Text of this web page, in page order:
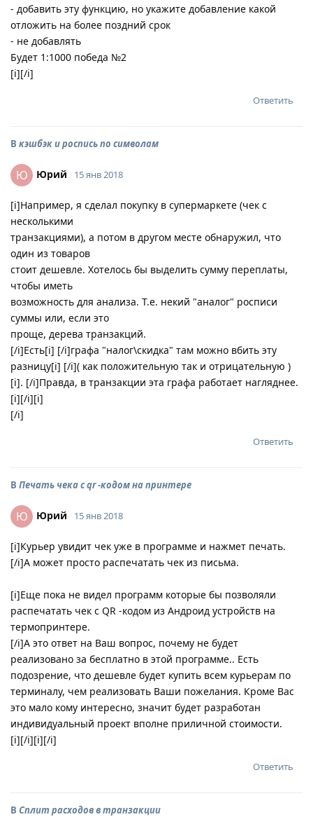
- добавить эту функцию, но укажите добавление какой
отложить на более поздний срок
- не добавлять
Будет 1:1000 победа №2
[i][/i]
Ответить
В кэшбэк и роспись по символам
Ю Юрий 15 янв 2018
[i]Например, я сделал покупку в супермаркете (чек с
несколькими
транзакциями), а потом в другом месте обнаружил, что
один из товаров
стоит дешевле. Хотелось бы выделить сумму переплаты,
чтобы иметь
возможность для анализа. Т.е. некий "аналог" росписи
суммы или, если это
проще, дерева транзакций.
[/i]Есть[i] [/i]графа "налог\скидка" там можно вбить эту
разницу[i] [/i]( как положительную так и отрицательную )
[i]. [/i]Правда, в транзакции эта графа работает нагляднее.
[i][/i][i]
[/i]
Ответить
В Печать чека с qr -кодом на принтере
Ю Юрий 15 янв 2018
[i]Курьер увидит чек уже в программе и нажмет печать.
[/i]А может просто распечатать чек из письма.
[i]Еще пока не видел программ которые бы позволяли
распечатать чек с QR -кодом из Андроид устройств на
термопринтере.
[/i]А это ответ на Ваш вопрос, почему не будет
реализовано за бесплатно в этой программе.. Есть
подозрение, что дешевле будет купить всем курьерам по
терминалу, чем реализовать Ваши пожелания. Кроме Вас
это мало кому интересно, значит будет разработан
индивидуальный проект вполне приличной стоимости.
[i][/i][i][/i]
Ответить
В Сплит расходов в транзакции